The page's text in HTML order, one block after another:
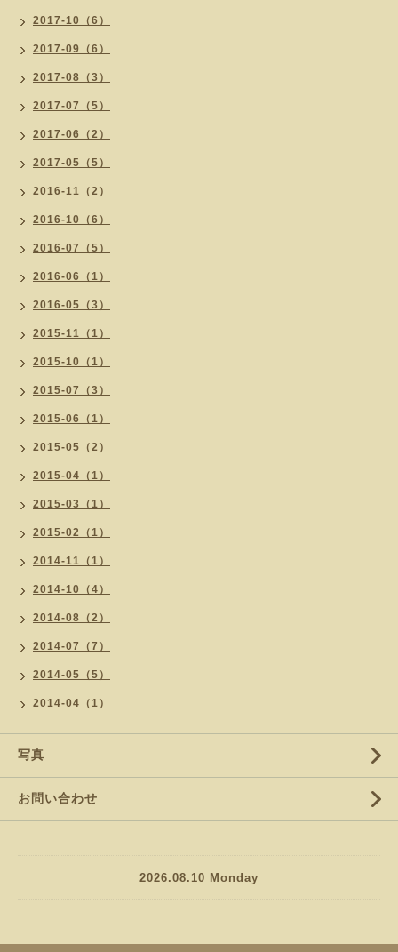
2017-10（6）
2017-09（6）
2017-08（3）
2017-07（5）
2017-06（2）
2017-05（5）
2016-11（2）
2016-10（6）
2016-07（5）
2016-06（1）
2016-05（3）
2015-11（1）
2015-10（1）
2015-07（3）
2015-06（1）
2015-05（2）
2015-04（1）
2015-03（1）
2015-02（1）
2014-11（1）
2014-10（4）
2014-08（2）
2014-07（7）
2014-05（5）
2014-04（1）
写真
お問い合わせ
2026.08.10 Monday